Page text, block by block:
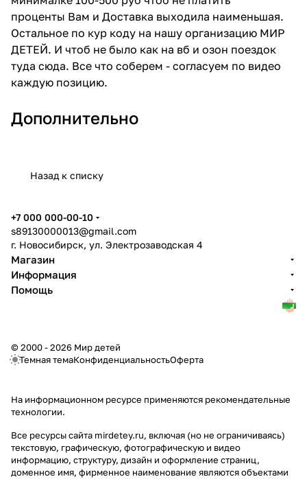
проценты Вам и Доставка выходила наименьшая.
Остальное по кур коду на нашу организацию МИР
ДЕТЕЙ. И чтоб не было как на вб и озон поездок
туда сюда. Все что соберем - согласуем по видео
каждую позицию.
Дополнительно
Назад к списку
+7 000 000-00-10
s89130000013@gmail.com
г. Новосибирск, ул. Электрозаводская 4
Магазин
Информация
Помощь
© 2000 - 2026 Мир детей
Темная темаКонфиденциальностьОферта
На информационном ресурсе применяются рекомендательные
технологии.
Все ресурсы сайта mirdetey.ru, включая (но не ограничиваясь)
текстовую, графическую, фотографическую и видео
информацию, структуру, дизайн и оформление страниц,
доменное имя, фирменное наименование являются объектами